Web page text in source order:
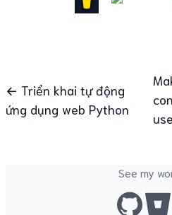
← Triển khai tự động
ứng dụng web Python
See my